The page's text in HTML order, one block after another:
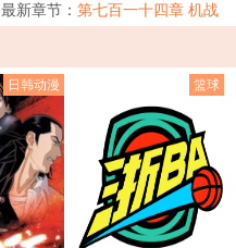
来，也可以隐匿...
最新章节： 第七百一十四章 机战
日韩动漫 篮球